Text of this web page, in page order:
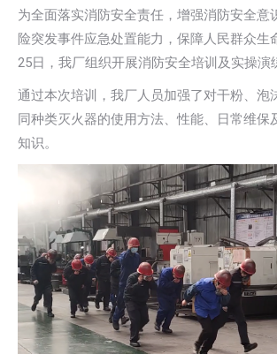
为全面落实消防安全责任，增强消防安全意
险突发事件应急处置能力，保障人民群众生
25日，我厂组织开展消防安全培训及实操演
通过本次培训，我厂人员加强了对干粉、泡
同种类灭火器的使用方法、性能、日常维保
知识。